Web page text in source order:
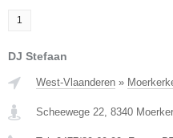
1
DJ Stefaan
West-Vlaanderen »
Scheewege 22, 8340